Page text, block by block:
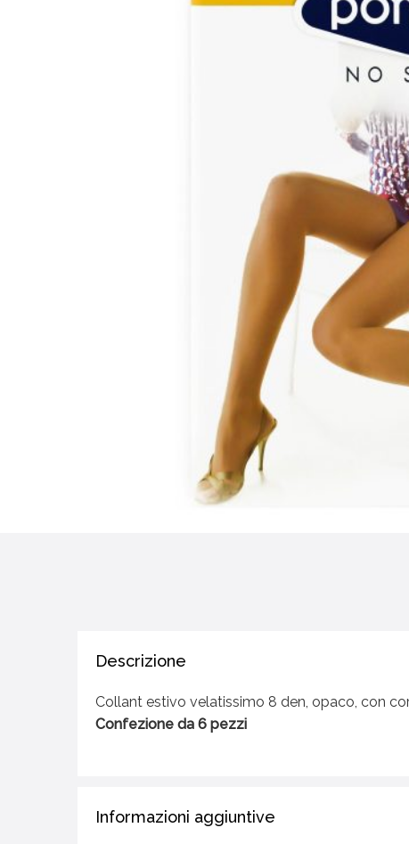
Descrizione
Collant estivo velatissimo 8 den, opaco, con
Confezione da 6 pezzi
Informazioni aggiuntive